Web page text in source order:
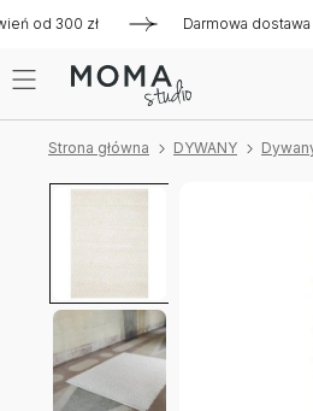
300 zł Darmowa dostawa dla
Strona główna DYWANY